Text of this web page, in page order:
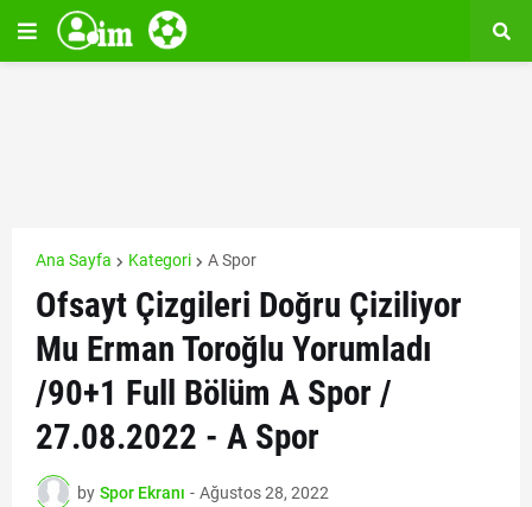
Ana Sayfa Kategori A Spor
Ofsayt Çizgileri Doğru Çiziliyor
Mu Erman Toroğlu Yorumladı
/90+1 Full Bölüm A Spor /
27.08.2022 - A Spor
by Spor Ekranı - Ağustos 28, 2022